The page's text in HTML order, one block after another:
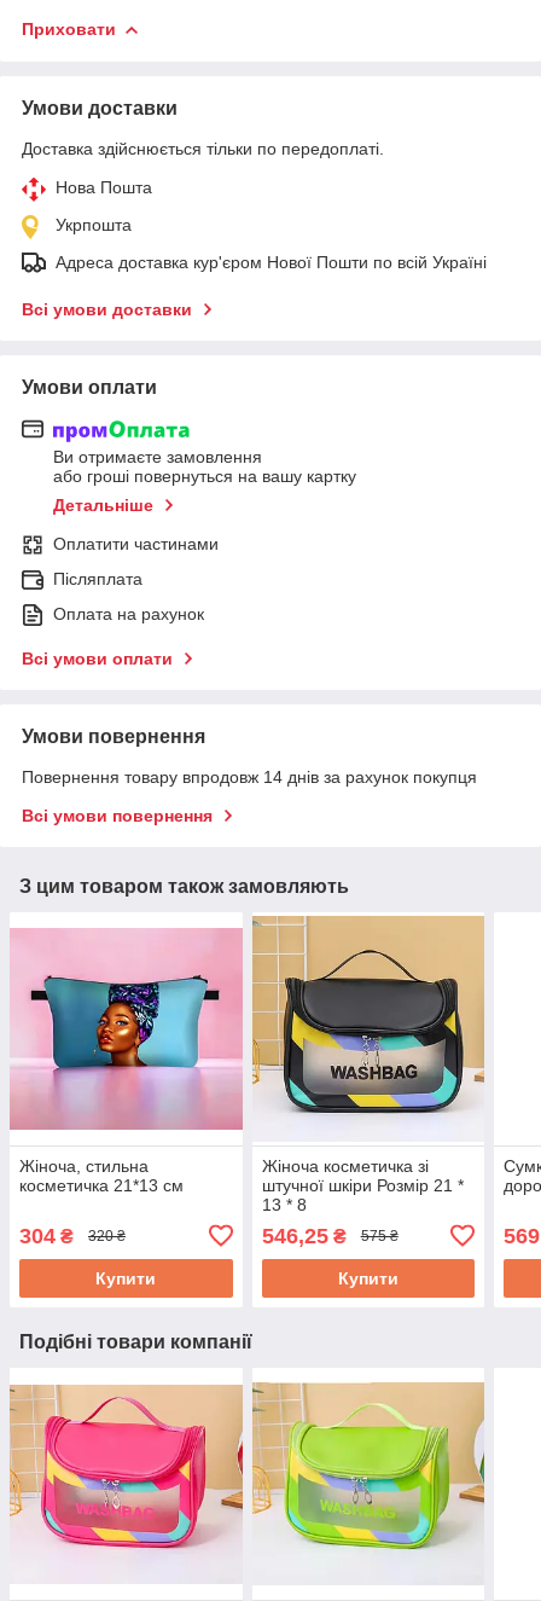
Приховати
Умови доставки
Доставка здійснюється тільки по передоплаті.
Нова Пошта
Укрпошта
Адреса доставка кур'єром Нової Пошти по всій Україні
Всі умови доставки
Умови оплати
Ви отримаєте замовлення
або гроші повернуться на вашу картку
Детальніше
Оплатити частинами
Післяплата
Оплата на рахунок
Всі умови оплати
Умови повернення
Повернення товару впродовж 14 днів за рахунок покупця
Всі умови повернення
З цим товаром також замовляють
Жіноча, стильна
косметичка 21*13 см
304 ₴ 320 ₴
Купити
Жіноча косметичка зі
штучної шкіри Розмір 21 *
13 * 8
546,25₴ 575 ₴
Купити
Подібні товари компанії